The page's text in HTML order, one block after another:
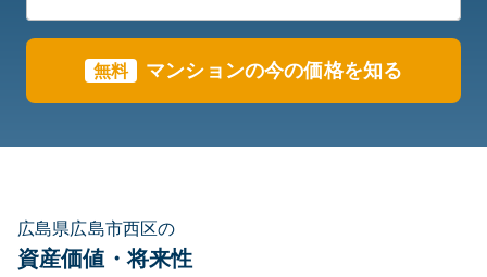
無料 マンションの今の価格を知る
広島県広島市西区の
資産価値・将来性